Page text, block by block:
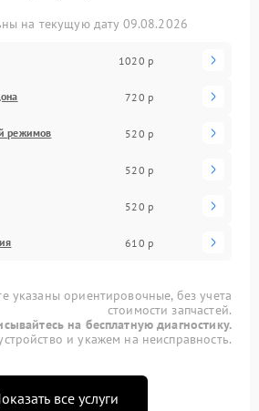
на текущую дату 09.08.2026
1020 р
720 р
режимов 520 р
520 р
520 р
610 р
указаны ориентировочные, без учета
стоимости запчастей.
на бесплатную диагностику.
и укажем на неисправность.
все услуги